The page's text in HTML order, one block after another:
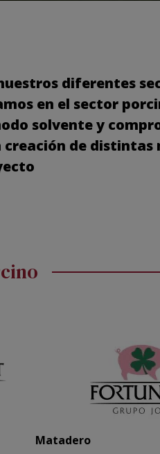
diferentes
en el sector
solvente y
de distintas
Matadero